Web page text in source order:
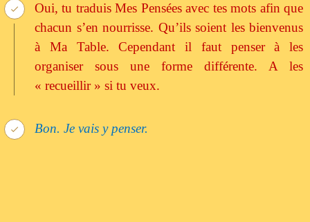
Oui, tu traduis Mes Pensées avec tes mots afin que
chacun s’en nourrisse. Qu’ils soient les bienvenus
à Ma Table. Cependant il faut penser à les
organiser sous une forme différente. A les
« recueillir » si tu veux.
Bon. Je vais y penser.